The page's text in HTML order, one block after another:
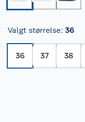
Valgt størrelse: 36
36 37 38